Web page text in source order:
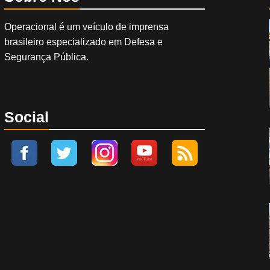
Operacional é um veículo de imprensa
brasileiro especializado em Defesa e
Segurança Pública.
Social